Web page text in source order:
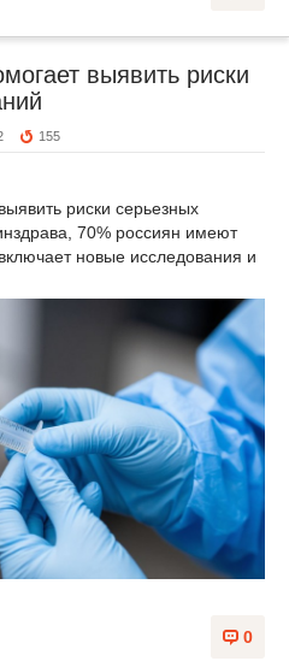
выявить риски
155
риски серьезных
70% россиян имеют
новые исследования и
0